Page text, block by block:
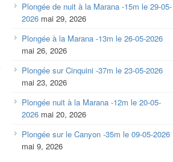
Plongée de nuit à la Marana -15m le 29-05-
2026 mai 29, 2026
Plongée à la Marana -13m le 26-05-2026
mai 26, 2026
Plongée sur Cinquini -37m le 23-05-2026
mai 23, 2026
Plongée nuit à la Marana -12m le 20-05-
2026 mai 20, 2026
Plongée sur le Canyon -35m le 09-05-2026
mai 9, 2026